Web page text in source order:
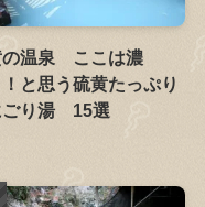
の温泉 ここは濃
と思う硫黄たっぷり
ごり湯 15選